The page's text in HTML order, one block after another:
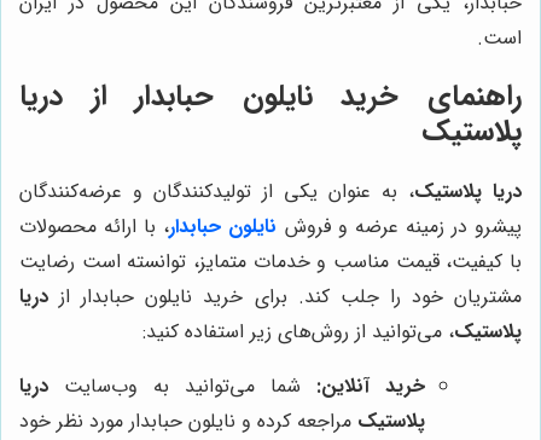
است.
راهنمای خرید نایلون حبابدار از دریا
پلاستیک
دریا پلاستیک، به عنوان یکی از تولیدکنندگان و عرضه‌کنندگان
پیشرو در زمینه عرضه و فروش نایلون حبابدار، با ارائه محصولات
با کیفیت، قیمت مناسب و خدمات متمایز، توانسته است رضایت
مشتریان خود را جلب کند. برای خرید نایلون حبابدار از دریا
پلاستیک، می‌توانید از روش‌های زیر استفاده کنید:
خرید آنلاین: شما می‌توانید به وب‌سایت دریا
پلاستیک مراجعه کرده و نایلون حبابدار مورد نظر خود